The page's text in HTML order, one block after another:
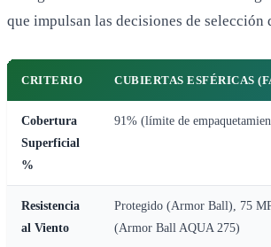
que impulsan las decisiones de selección
CRITERIO CUBIERTAS ESFÉRICAS
Cobertura
Superficial
%
91% (límite de
Resistencia
al Viento
Protegido (Armor Ball), 75
(Armor Ball AQUA 275)